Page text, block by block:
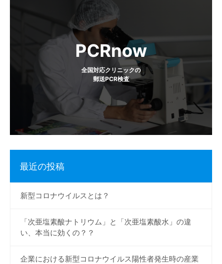
PCRnow
全国対応クリニックの
郵送PCR検査
最近の投稿
新型コロナウイルスとは？
「次亜塩素酸ナトリウム」と「次亜塩素酸水」の違
い、本当に効くの？？
企業における新型コロナウイルス陽性者発生時の産業